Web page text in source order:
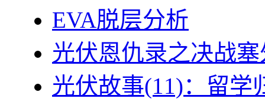
EVA脱层分析
光伏恩仇录之决战
光伏故事(11)：留学